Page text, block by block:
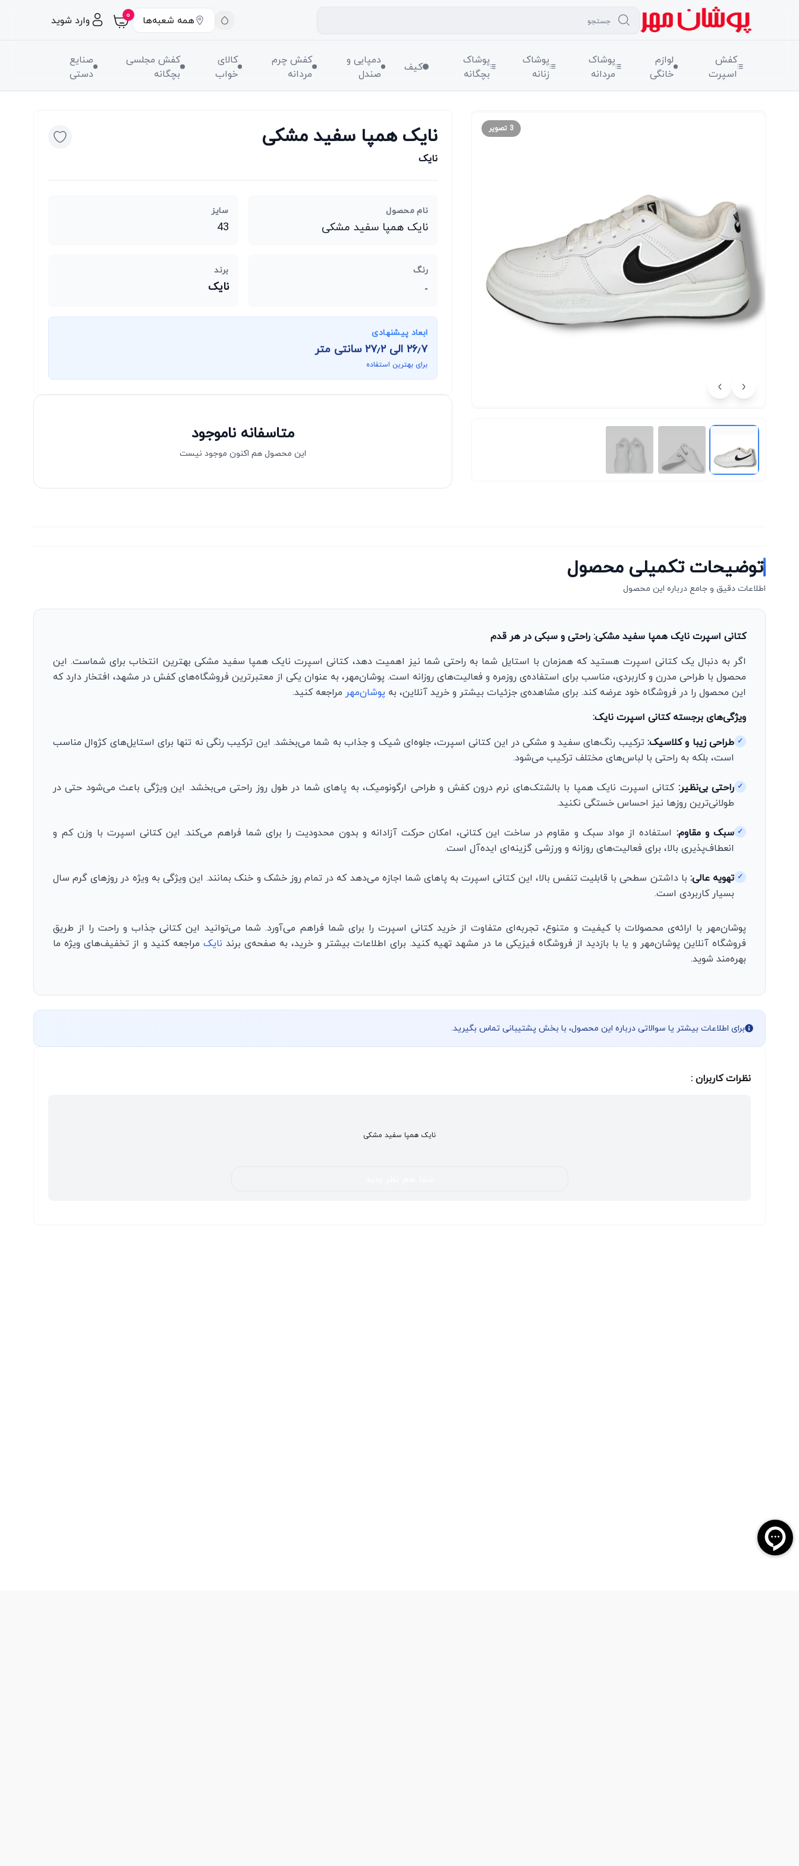
همه شعبه‌ها ۰ وارد شوید
کفش
اسپرت
لوازم
خانگی
پوشاک
مردانه
پوشاک
زنانه
پوشاک
بچگانه
کیف
دمپایی و
صندل
کفش چرم
مردانه
کالای
خواب
کفش مجلسی
بچگانه
صنایع
دستی
3 تصویر نایک همپا سفید مشکی
نایک
نام محصول
نایک همپا سفید مشکی
سایز
43
رنگ
-
برند
نایک
ابعاد پیشنهادی
۲۶٫۷الی۲۷٫۲سانتی متر
برای بهترین استفاده
متاسفانه ناموجود
این محصول هم اکنون موجود نیست
توضیحات تکمیلی محصول
اطلاعات دقیق و جامع درباره این محصول
کتانی اسپرت نایک همپا سفید مشکی: راحتی و سبکی در هر قدم
اگر به دنبال یک کتانی اسپرت هستید که همزمان با استایل شما به راحتی شما نیز اهمیت دهد، کتانی اسپرت نایک همپا سفید مشکی بهترین انتخاب برای شماست. این
محصول با طراحی مدرن و کاربردی، مناسب برای استفاده‌ی روزمره و فعالیت‌های روزانه است. پوشان‌مهر، به عنوان یکی از معتبرترین فروشگاه‌های کفش در مشهد، افتخار دارد که
این محصول را در فروشگاه خود عرضه کند. برای مشاهده‌ی جزئیات بیشتر و خرید آنلاین، به پوشان‌مهر مراجعه کنید.
ویژگی‌های برجسته کتانی اسپرت نایک:
✓ طراحی زیبا و کلاسیک:ترکیب رنگ‌های سفید و مشکی در این کتانی اسپرت، جلوه‌ای شیک و جذاب به شما می‌بخشد. این ترکیب رنگی نه تنها برای استایل‌های کژوال مناسب
است، بلکه به راحتی با لباس‌های مختلف ترکیب می‌شود.
✓ راحتی بی‌نظیر: کتانی اسپرت نایک همپا با بالشتک‌های نرم درون کفش و طراحی ارگونومیک، به پاهای شما در طول روز راحتی می‌بخشد. این ویژگی باعث می‌شود حتی در
طولانی‌ترین روزها نیز احساس خستگی نکنید.
✓ سبک و مقاوم: استفاده از مواد سبک و مقاوم در ساخت این کتانی، امکان حرکت آزادانه و بدون محدودیت را برای شما فراهم می‌کند. این کتانی اسپرت با وزن کم و
انعطاف‌پذیری بالا، برای فعالیت‌های روزانه و ورزشی گزینه‌ای ایده‌آل است.
✓ تهویه عالی: با داشتن سطحی با قابلیت تنفس بالا، این کتانی اسپرت به پاهای شما اجازه می‌دهد که در تمام روز خشک و خنک بمانند. این ویژگی به ویژه در روزهای گرم سال
بسیار کاربردی است.
پوشان‌مهر با ارائه‌ی محصولات با کیفیت و متنوع، تجربه‌ای متفاوت از خرید کتانی اسپرت را برای شما فراهم می‌آورد. شما می‌توانید این کتانی جذاب و راحت را از طریق
فروشگاه آنلاین پوشان‌مهر و یا با بازدید از فروشگاه فیزیکی ما در مشهد تهیه کنید. برای اطلاعات بیشتر و خرید، به صفحه‌ی برند نایک مراجعه کنید و از تخفیف‌های ویژه ما
بهره‌مند شوید.
برای اطلاعات بیشتر یا سوالاتی درباره این محصول، با بخش پشتیبانی تماس بگیرید.
نظرات کاربران :
نایک همپا سفید مشکی